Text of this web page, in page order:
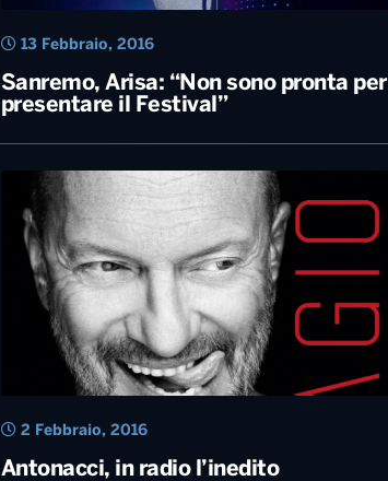
Sanremo, Arisa: “Non sono pronta per
presentare il Festival”
13 Febbraio, 2016
Antonacci, in radio l’inedito
2 Febbraio, 2016